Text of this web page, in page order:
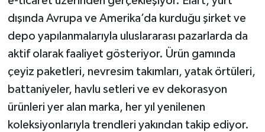
dışında Avrupa ve Amerika’da kurduğu şirket ve
depo yapılanmalarıyla uluslararası pazarlarda da
aktif olarak faaliyet gösteriyor. Ürün gamında
çeyiz paketleri, nevresim takımları, yatak örtüleri,
battaniyeler, havlu setleri ve ev dekorasyon
ürünleri yer alan marka, her yıl yenilenen
koleksiyonlarıyla trendleri yakından takip ediyor.